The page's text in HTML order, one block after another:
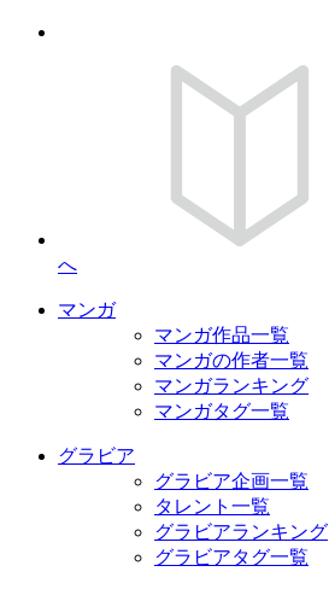
へ
マンガ
マンガ作品一覧
マンガの作者一覧
マンガランキング
マンガタグ一覧
グラビア
グラビア企画一覧
タレント一覧
グラビアランキング
グラビアタグ一覧